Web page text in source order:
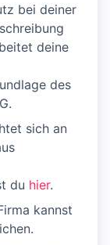
bei deiner
deine
des
sich an
du hier.
kannst